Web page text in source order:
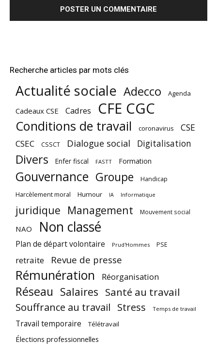
Recherche articles par mots clés
Actualité sociale Adecco Agenda
Cadeaux CSE Cadres CFE CGC
Conditions de travail coronavirus CSE
CSEC CSSCT Dialogue social Digitalisation
Divers Enfer fiscal FASTT Formation
Gouvernance Groupe Handicap
Harcèlement moral Humour IA Informatique
juridique Management Mouvement social
NAO Non classé
Plan de départ volontaire Prud'Hommes PSE
retraite Revue de presse
Rémunération Réorganisation
Réseau Salaires Santé au travail
Souffrance au travail Stress Temps de travail
Travail temporaire Télétravail
Élections professionnelles